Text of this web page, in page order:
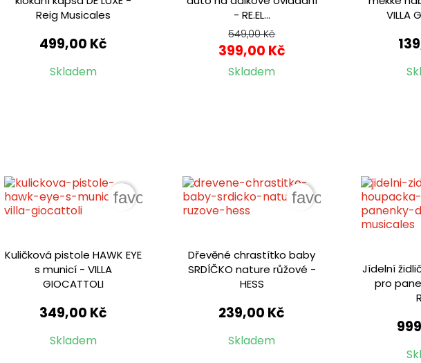
Reig Musicales
499,00 Kč
Skladem
- RE.EL...
549,00 Kč
399,00 Kč
Skladem
VILLA
Kuličková pistole HAWK EYE
s municí - VILLA
GIOCATTOLI
349,00 Kč
Skladem
favorite_border
Dřevěné chrastítko baby
SRDÍČKO nature růžové -
HESS
239,00 Kč
Skladem
favorite_border
Jídelní
pro